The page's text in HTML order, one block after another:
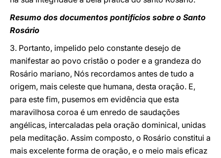
Resumo dos documentos pontifícios sobre o Santo
Rosário
3. Portanto, impelido pelo constante desejo de
manifestar ao povo cristão o poder e a grandeza do
Rosário mariano, Nós recordamos antes de tudo a
origem, mais celeste que humana, desta oração. E,
para este fim, pusemos em evidência que esta
maravilhosa coroa é um enredo de saudações
angélicas, intercaladas pela oração dominical, unidas
pela meditação. Assim composto, o Rosário constitui a
mais excelente forma de oração, e o meio mais eficaz